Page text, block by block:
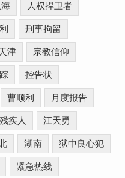
人权捍卫者
刑事拘留
津 宗教信仰
控告状
曹顺利 月度报告
残疾人 江天勇
湖南 狱中良心犯
紧急热线